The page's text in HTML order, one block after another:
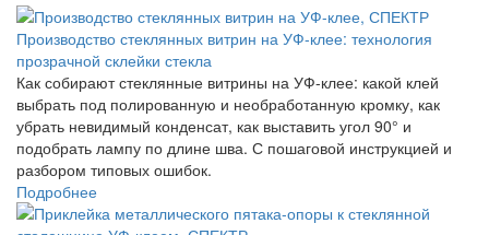
Производство стеклянных витрин на УФ-клее: технология
прозрачной склейки стекла
Как собирают стеклянные витрины на УФ-клее: какой клей
выбрать под полированную и необработанную кромку, как
убрать невидимый конденсат, как выставить угол 90° и
подобрать лампу по длине шва. С пошаговой инструкцией и
разбором типовых ошибок.
Подробнее